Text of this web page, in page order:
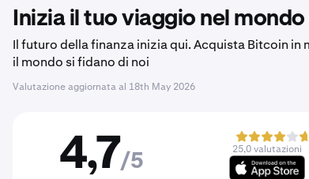
Inizia il tuo viaggio nel
Il futuro della finanza inizia qui. Acquista Bitcoin
il mondo si fidano di noi
Valutazione aggiornata al 18th May 2026
4,7/5
25,0 valutazioni